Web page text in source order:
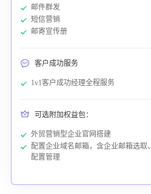
邮件群发
短信营销
邮寄宣传册
客户成功服务
1v1客户成功经理全程服务
可选附加权益包：
外贸营销型企业官网搭建
配置企业域名邮箱，含企业邮箱选取、
配置管理